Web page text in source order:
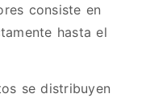
consiste en
hasta el
se distribuyen